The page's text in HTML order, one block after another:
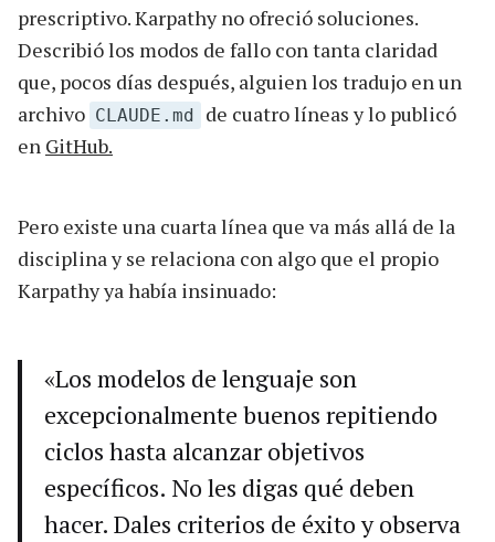
prescriptivo. Karpathy no ofreció soluciones.
Describió los modos de fallo con tanta claridad
que, pocos días después, alguien los tradujo en un
archivo CLAUDE.md
de cuatro líneas y lo publicó
en GitHub.
Pero existe una cuarta línea que va más allá de la
disciplina y se relaciona con algo que el propio
Karpathy ya había insinuado:
«Los modelos de lenguaje son
excepcionalmente buenos repitiendo
ciclos hasta alcanzar objetivos
específicos. No les digas qué deben
hacer. Dales criterios de éxito y observa